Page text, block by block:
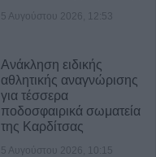
5 Αυγούστου 2026, 12:53
Ανάκληση ειδικής
αθλητικής αναγνώρισης
για τέσσερα
ποδοσφαιρικά σωματεία
της Καρδίτσας
5 Αυγούστου 2026, 10:15